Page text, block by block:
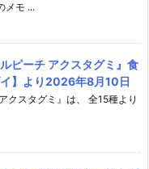
メモ ...
ピーチ アクスタグミ』食
】より2026年8月10日
クスタグミ』は、 全15種より